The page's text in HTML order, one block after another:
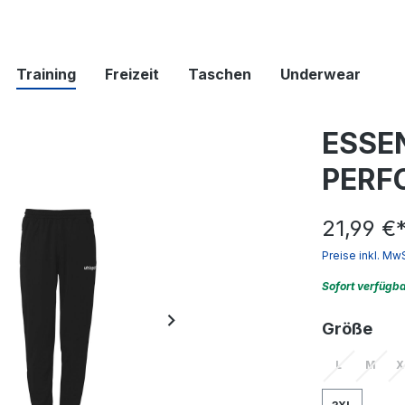
Training Freizeit Taschen Underwear
21,99 €*
Preise inkl.
Sofort
Größe
L(DieseM(Diese